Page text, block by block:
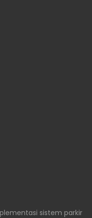
sistem parkir